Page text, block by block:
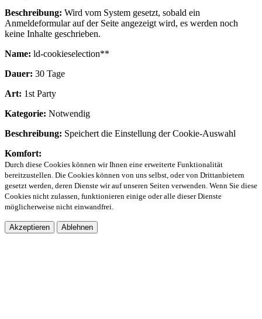
Beschreibung: Wird vom System gesetzt, sobald ein
Anmeldeformular auf der Seite angezeigt wird, es werden noch
keine Inhalte geschrieben.
Name: ld-cookieselection**
Dauer: 30 Tage
Art: 1st Party
Kategorie: Notwendig
Beschreibung: Speichert die Einstellung der Cookie-Auswahl
Komfort:
Durch diese Cookies können wir Ihnen eine erweiterte Funktionalität
bereitzustellen. Die Cookies können von uns selbst, oder von Drittanbietern
gesetzt werden, deren Dienste wir auf unseren Seiten verwenden. Wenn Sie diese
Cookies nicht zulassen, funktionieren einige oder alle dieser Dienste
möglicherweise nicht einwandfrei.
Akzeptieren Ablehnen